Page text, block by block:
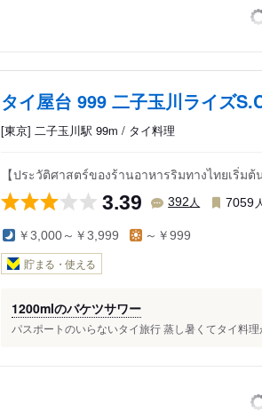
タイ屋台 999 二子玉川ライズ
[東京] 二子玉川駅 99m / タイ料理
【ประวัติศาสตร์ของร้านอาหารริมทางไทยเริ่มต้น
3.39 392 人 7059 人
￥3,000～￥3,999 ～￥999
貯まる・使える
1200mlのバケツサワー
パスポートのいらないタイ旅行 蒸し暑くてタイ料